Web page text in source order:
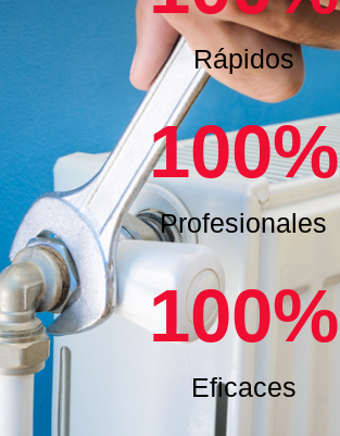
Rápidos
Profesionales
100%
Eficaces
100%